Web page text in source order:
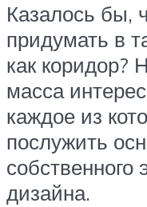
Казалось бы,
придумать в
как коридор?
масса
каждое из
послужить
собственного
дизайна.